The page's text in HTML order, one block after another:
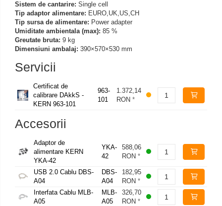
Sistem de cantarire: Single cell
Tip adaptor alimentare: EURO,UK,US,CH
Tip sursa de alimentare: Power adapter
Umiditate ambientala (max): 85 %
Greutate bruta: 9 kg
Dimensiuni ambalaj: 390×570×530 mm
Servicii
Certificat de
calibrare DAkkS -
KERN 963-101
963-
101
1.372,14
RON *
Accesorii
Adaptor de
alimentare KERN
YKA-42
YKA-
42
588,06
RON *
USB 2.0 Cablu DBS-
A04
DBS-
A04
182,95
RON *
Interfata Cablu MLB-
A05
MLB-
A05
326,70
RON *